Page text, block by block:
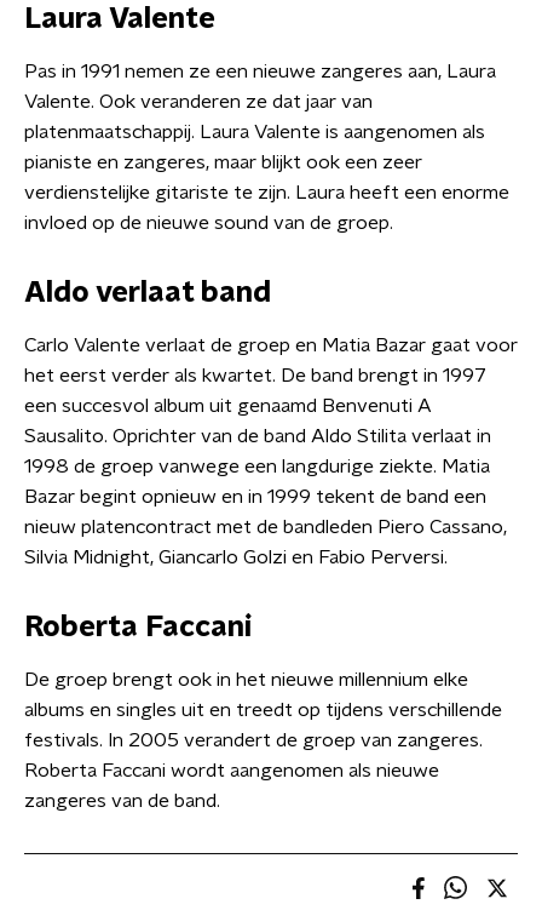
Laura Valente
Pas in 1991 nemen ze een nieuwe zangeres aan, Laura
Valente. Ook veranderen ze dat jaar van
platenmaatschappij. Laura Valente is aangenomen als
pianiste en zangeres, maar blijkt ook een zeer
verdienstelijke gitariste te zijn. Laura heeft een enorme
invloed op de nieuwe sound van de groep.
Aldo verlaat band
Carlo Valente verlaat de groep en Matia Bazar gaat voor
het eerst verder als kwartet. De band brengt in 1997
een succesvol album uit genaamd Benvenuti A
Sausalito. Oprichter van de band Aldo Stilita verlaat in
1998 de groep vanwege een langdurige ziekte. Matia
Bazar begint opnieuw en in 1999 tekent de band een
nieuw platencontract met de bandleden Piero Cassano,
Silvia Midnight, Giancarlo Golzi en Fabio Perversi.
Roberta Faccani
De groep brengt ook in het nieuwe millennium elke
albums en singles uit en treedt op tijdens verschillende
festivals. In 2005 verandert de groep van zangeres.
Roberta Faccani wordt aangenomen als nieuwe
zangeres van de band.